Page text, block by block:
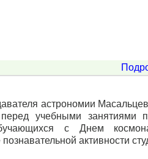
астрономии
учебными занятиями
с Днем
активности